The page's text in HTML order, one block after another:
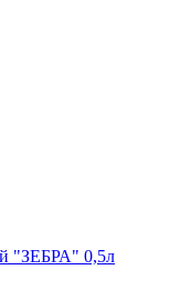
"ЗЕБРА" 0,5л